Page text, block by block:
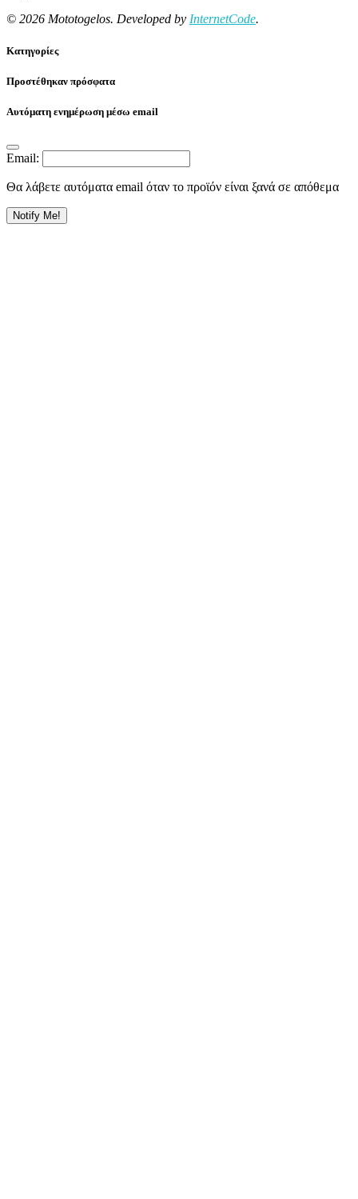
© 2026 Mototogelos. Developed by InternetCode.
Κατηγορίες
Προστέθηκαν πρόσφατα
Αυτόματη ενημέρωση μέσω email
Email:
Θα λάβετε αυτόματα email όταν το προϊόν είναι ξανά σε απόθεμα
Notify Me!